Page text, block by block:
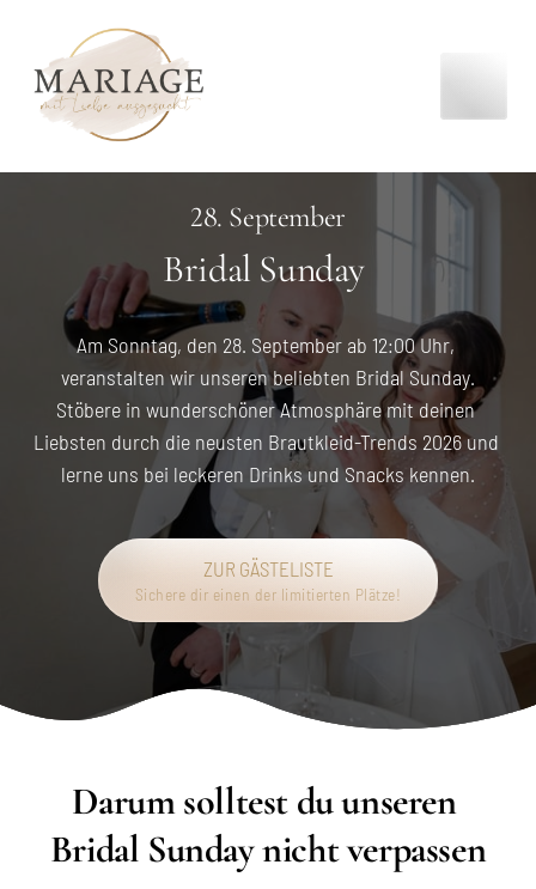
28. September
Bridal Sunday
Am Sonntag, den 28. September ab 12:00 Uhr,
veranstalten wir unseren beliebten Bridal Sunday.
Stöbere in wunderschöner Atmosphäre mit deinen
Liebsten durch die neusten Brautkleid-Trends 2026 und
lerne uns bei leckeren Drinks und Snacks kennen.
ZUR GÄSTELISTE
Sichere dir einen der limitierten Plätze!
Darum solltest du unseren
Bridal Sunday nicht verpassen